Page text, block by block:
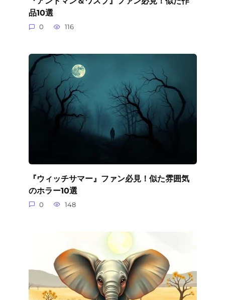
品10選
0 116
『ウィッチサマー』ファン必見！似た雰囲気
のホラー10選
0 148